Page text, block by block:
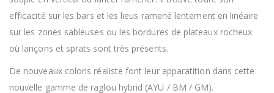
efficacité sur les bars et les lieus ramené lentement en linéaire
sur les zones sableuses ou les bordures de plateaux rocheux
où lançons et sprats sont très présents.
De nouveaux coloris réaliste font leur apparatition dans cette
nouvelle gamme de raglou hybrid (AYU / BM / GM).